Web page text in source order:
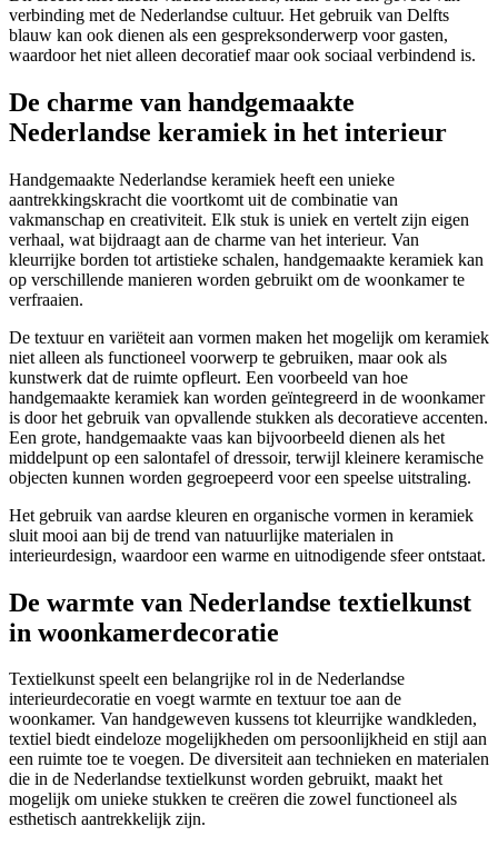
verbinding met de Nederlandse cultuur. Het gebruik van Delfts
blauw kan ook dienen als een gespreksonderwerp voor gasten,
waardoor het niet alleen decoratief maar ook sociaal verbindend is.
De charme van handgemaakte
Nederlandse keramiek in het interieur
Handgemaakte Nederlandse keramiek heeft een unieke
aantrekkingskracht die voortkomt uit de combinatie van
vakmanschap en creativiteit. Elk stuk is uniek en vertelt zijn eigen
verhaal, wat bijdraagt aan de charme van het interieur. Van
kleurrijke borden tot artistieke schalen, handgemaakte keramiek kan
op verschillende manieren worden gebruikt om de woonkamer te
verfraaien.
De textuur en variëteit aan vormen maken het mogelijk om keramiek
niet alleen als functioneel voorwerp te gebruiken, maar ook als
kunstwerk dat de ruimte opfleurt. Een voorbeeld van hoe
handgemaakte keramiek kan worden geïntegreerd in de woonkamer
is door het gebruik van opvallende stukken als decoratieve accenten.
Een grote, handgemaakte vaas kan bijvoorbeeld dienen als het
middelpunt op een salontafel of dressoir, terwijl kleinere keramische
objecten kunnen worden gegroepeerd voor een speelse uitstraling.
Het gebruik van aardse kleuren en organische vormen in keramiek
sluit mooi aan bij de trend van natuurlijke materialen in
interieurdesign, waardoor een warme en uitnodigende sfeer ontstaat.
De warmte van Nederlandse textielkunst
in woonkamerdecoratie
Textielkunst speelt een belangrijke rol in de Nederlandse
interieurdecoratie en voegt warmte en textuur toe aan de
woonkamer. Van handgeweven kussens tot kleurrijke wandkleden,
textiel biedt eindeloze mogelijkheden om persoonlijkheid en stijl aan
een ruimte toe te voegen. De diversiteit aan technieken en materialen
die in de Nederlandse textielkunst worden gebruikt, maakt het
mogelijk om unieke stukken te creëren die zowel functioneel als
esthetisch aantrekkelijk zijn.